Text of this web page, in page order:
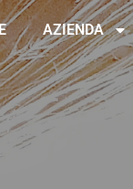
AZIENDA